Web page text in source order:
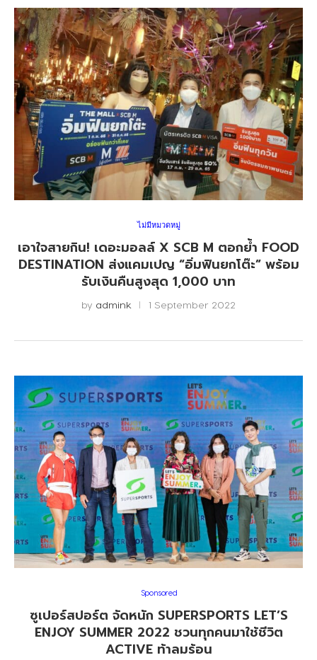
ไม่มีหมวดหมู่
เอาใจสายกิน! เดอะมอลล์ X SCB M ตอกย้ำ FOOD
DESTINATION ส่งแคมเปญ “อิ่มฟินยกโต๊ะ” พร้อม
รับเงินคืนสูงสุด 1,000 บาท
by admink 1 September 2022
Sponsored
ซูเปอร์สปอร์ต จัดหนัก SUPERSPORTS LET’S
ENJOY SUMMER 2022 ชวนทุกคนมาใช้ชีวิต
ACTIVE ท้าลมร้อน